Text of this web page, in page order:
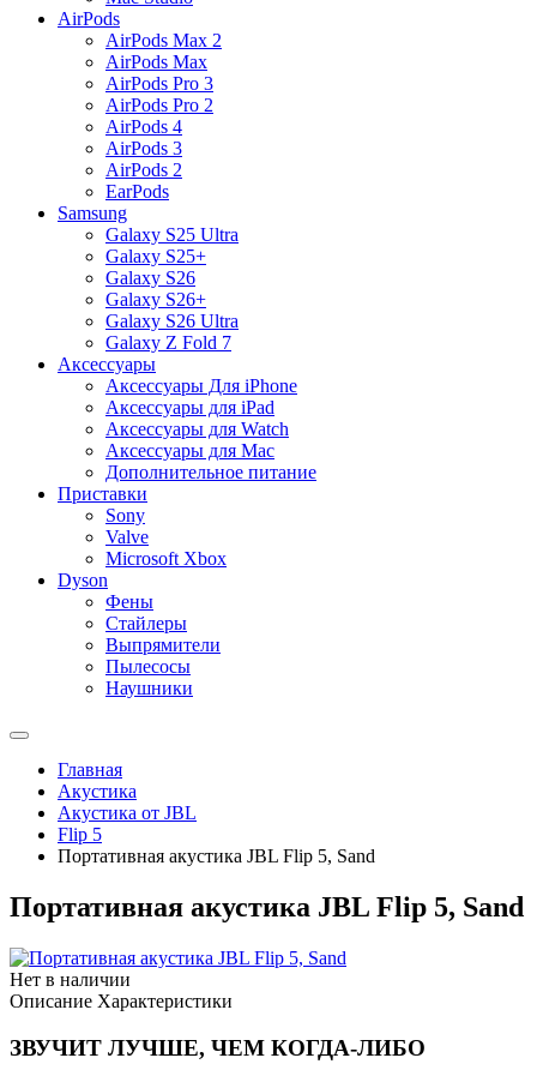
AirPods
AirPods Max 2
AirPods Max
AirPods Pro 3
AirPods Pro 2
AirPods 4
AirPods 3
AirPods 2
EarPods
Samsung
Galaxy S25 Ultra
Galaxy S25+
Galaxy S26
Galaxy S26+
Galaxy S26 Ultra
Galaxy Z Fold 7
Аксессуары
Аксессуары Для iPhone
Аксессуары для iPad
Аксессуары для Watch
Аксессуары для Mac
Дополнительное питание
Приставки
Sony
Valve
Microsoft Xbox
Dyson
Фены
Стайлеры
Выпрямители
Пылесосы
Наушники
Главная
Акустика
Акустика от JBL
Flip 5
Портативная акустика JBL Flip 5, Sand
Портативная акустика JBL Flip 5, Sand
Нет в наличии
Описание Характеристики
ЗВУЧИТ ЛУЧШЕ, ЧЕМ КОГДА-ЛИБО